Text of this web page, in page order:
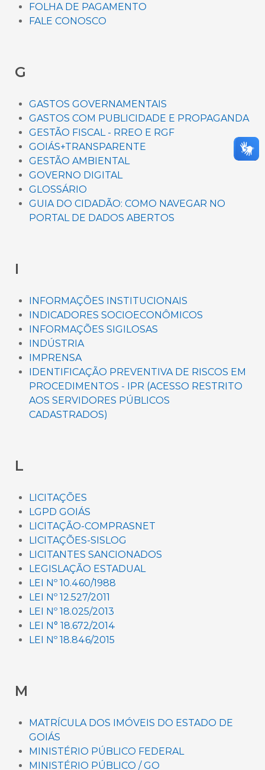
FOLHA DE PAGAMENTO
FALE CONOSCO
G
GASTOS GOVERNAMENTAIS
GASTOS COM PUBLICIDADE E PROPAGANDA
GESTÃO FISCAL - RREO E RGF
GOIÁS+TRANSPARENTE
GESTÃO AMBIENTAL
GOVERNO DIGITAL
GLOSSÁRIO
GUIA DO CIDADÃO: COMO NAVEGAR NO
PORTAL DE DADOS ABERTOS
I
INFORMAÇÕES INSTITUCIONAIS
INDICADORES SOCIOECONÔMICOS
INFORMAÇÕES SIGILOSAS
INDÚSTRIA
IMPRENSA
IDENTIFICAÇÃO PREVENTIVA DE RISCOS EM
PROCEDIMENTOS - IPR (ACESSO RESTRITO
AOS SERVIDORES PÚBLICOS
CADASTRADOS)
L
LICITAÇÕES
LGPD GOIÁS
LICITAÇÃO-COMPRASNET
LICITAÇÕES-SISLOG
LICITANTES SANCIONADOS
LEGISLAÇÃO ESTADUAL
LEI Nº 10.460/1988
LEI Nº 12.527/2011
LEI Nº 18.025/2013
LEI N° 18.672/2014
LEI Nº 18.846/2015
M
MATRÍCULA DOS IMÓVEIS DO ESTADO DE
GOIÁS
MINISTÉRIO PÚBLICO FEDERAL
MINISTÉRIO PÚBLICO / GO